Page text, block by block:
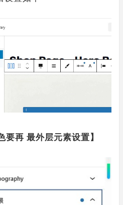
再 最外层元素设置】